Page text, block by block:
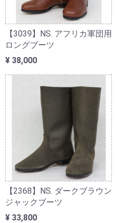
【3039】NS. アフリカ軍団用
ロングブーツ
¥ 38,000
【2368】NS. ダークブラウン
ジャックブーツ
¥ 33,800